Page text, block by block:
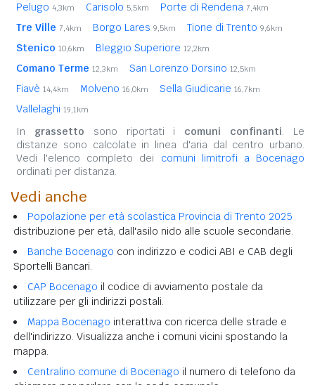
Pelugo 4,3km Carisolo 5,5km Porte di Rendena 7,4km
Tre Ville 7,4km Borgo Lares 9,5km Tione di Trento 9,6km
Stenico 10,6km Bleggio Superiore 12,2km
Comano Terme 12,3km San Lorenzo Dorsino 12,5km
Fiavè 14,4km Molveno 16,0km Sella Giudicarie 16,7km
Vallelaghi 19,1km
In grassetto sono riportati i comuni confinanti. Le
distanze sono calcolate in linea d'aria dal centro urbano.
Vedi l'elenco completo dei comuni limitrofi a Bocenago
ordinati per distanza.
Vedi anche
Popolazione per età scolastica Provincia di Trento 2025
distribuzione per età, dall'asilo nido alle scuole secondarie.
Banche Bocenago con indirizzo e codici ABI e CAB degli
Sportelli Bancari.
CAP Bocenago il codice di avviamento postale da
utilizzare per gli indirizzi postali.
Mappa Bocenago interattiva con ricerca delle strade e
dell'indirizzo. Visualizza anche i comuni vicini spostando la
mappa.
Centralino comune di Bocenago il numero di telefono da